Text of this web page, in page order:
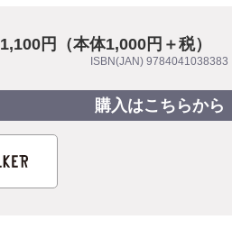
1,100円（本体1,000円＋税）
ISBN(JAN) 9784041038383
購入はこちらから